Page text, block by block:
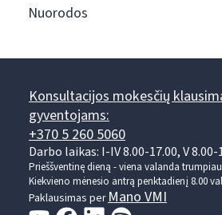
Nuorodos
Konsultacijos mokesčių
gyventojams:
+370 5 260 5060
Darbo laikas: I-IV 8.00-17.00, V 8.00-
Prieššventinę dieną - viena valanda
Kiekvieno mėnesio antrą penktadienį 8.00
Paklausimas perMano VMI